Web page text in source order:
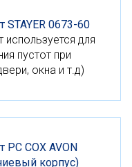
STAYER 0673-60
используется для
пустот при
окна и т.д)
PC COX AVON
корпус)